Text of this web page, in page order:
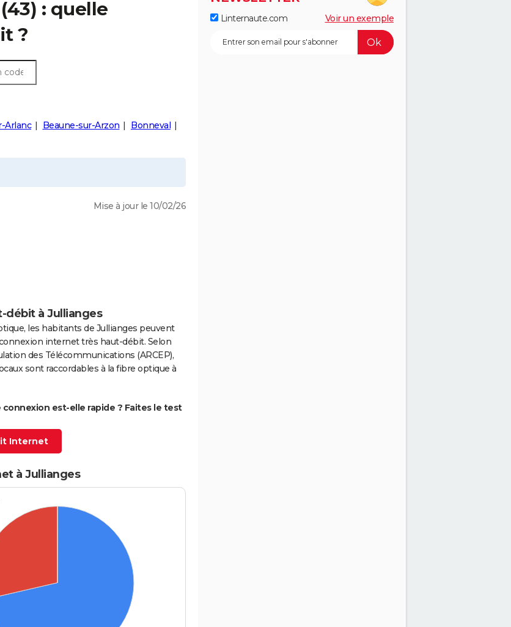
(43) : quelle
?
Arlanc Beaune-sur-Arzon
Bonneval
Mise à jour le 10/02/26
débit à Jullianges
les habitants de Jullianges peuvent
internet très haut-débit. Selon
des Télécommunications (ARCEP),
sont raccordables à la fibre optique à
est-elle rapide ? Faites le test
Internet
à Jullianges
Linternaute.com Voir un exemple